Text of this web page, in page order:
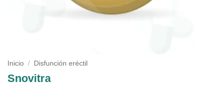
Inicio / Disfunción eréctil
Snovitra